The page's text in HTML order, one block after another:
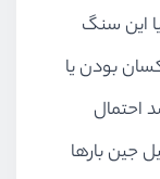
این سنگ
بودن یا
بزند، هنوز 50 درصد احتمال
جین بارها